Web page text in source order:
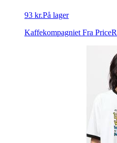
93 kr.På lager
Kaffekompagniet Fra